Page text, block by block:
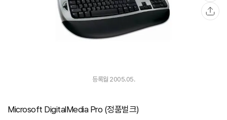
관
심
등록월 2005.05.
Microsoft DigitalMedia Pro (정품벌크)